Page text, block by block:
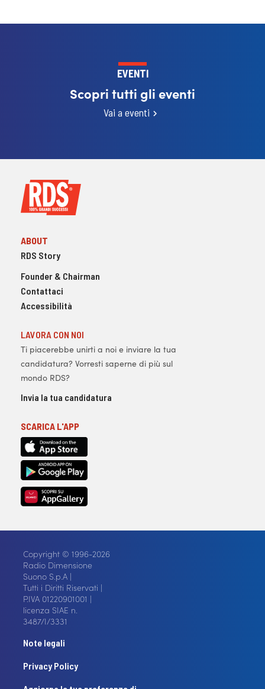
EVENTI
Scopri tutti gli eventi
Vai a eventi
ABOUT
RDS Story
Founder & Chairman
Contattaci
Accessibilità
LAVORA CON NOI
Ti piacerebbe unirti a noi e inviare la tua
candidatura? Vorresti saperne di più sul
mondo RDS?
Invia la tua candidatura
SCARICA L'APP
Copyright © 1996-2026
Radio Dimensione
Suono S.p.A |
Tutti i Diritti Riservati |
P.IVA 01220901001 |
licenza SIAE n.
3487/I/3331
Note legali
Privacy Policy